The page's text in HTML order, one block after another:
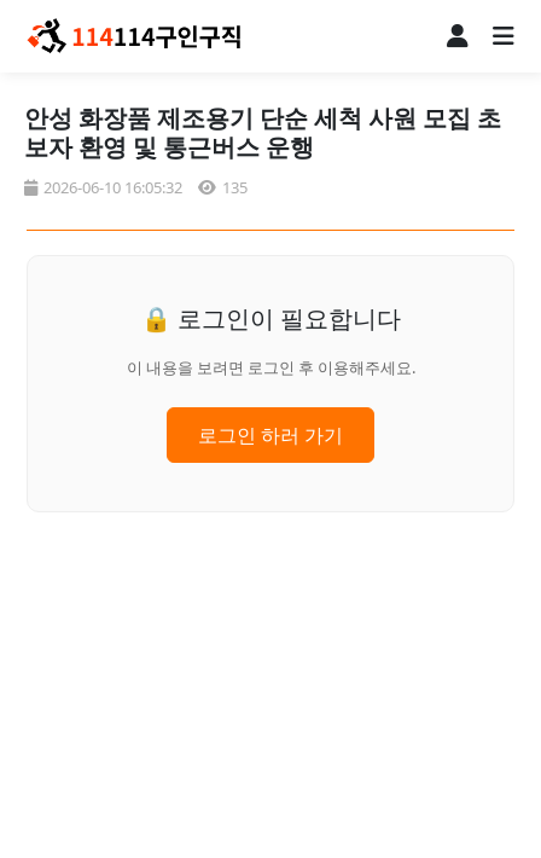
안성 화장품 제조용기 단순 세척 사원 모집 초
보자 환영 및 통근버스 운행
2026-06-10 16:05:32 135
🔒 로그인이 필요합니다
이 내용을 보려면 로그인 후 이용해주세요.
로그인 하러 가기